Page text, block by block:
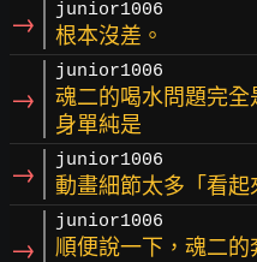
→ junior1006
根本沒差。
→
junior1006
魂二的喝水問題完
身單純是
→ junior1006
動畫細節太多「看起
→
junior1006
順便說一下，魂二